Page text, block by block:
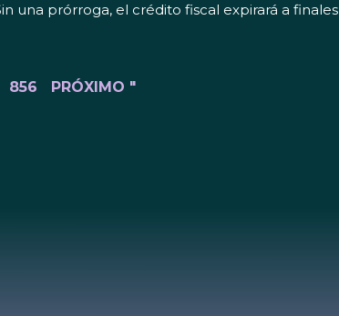
una prórroga, el crédito fiscal expirará a finales
856 PRÓXIMO "